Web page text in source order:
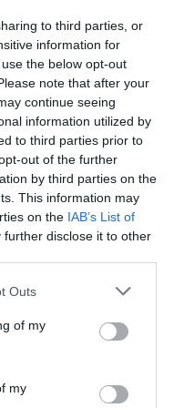
to third parties, or
information for
the below opt-out
note that after your
continue seeing
information utilized by
to third parties prior to
out of the further
by third parties on the
This information may
on the IAB’s List of
further disclose it to other
Outs
of my
my
ο μανατζέρ τους.
να ακροβατούν σε
σε πατέρα και από
Σιουάνγκ-τζι –
Ημερολόγιο
Το φετινό Διεθνές
Booker κυκλοφορεί
φόρεσε μαύρα: Το